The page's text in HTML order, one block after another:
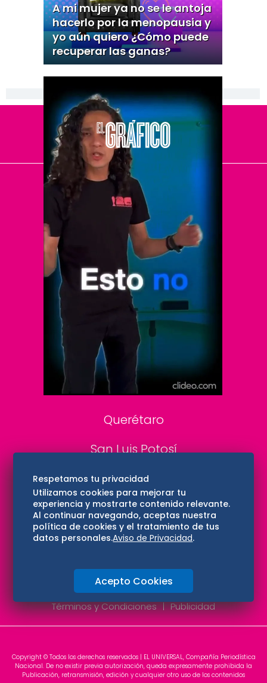
A mi mujer ya no se le antoja
hacerlo por la menopausia y
yo aún quiero ¿Cómo puede
recuperar las ganas?
[Publicidad]
El Universal
Vive USA
Clase
De 10 sports
DeDinero
Confabulario
Aviso Oportuno
Consultas
Querétaro
San Luis Potosí
Edomex
Consultas
Hidalgo
Oaxaca
Aviso de privacidad
Directorio
Términos y Condiciones
Publicidad
Copyright © Todos los derechos reservados | EL UNIVERSAL, Compañía Periodística
Nacional. De no existir previa autorización, queda expresamente prohibida la
Publicación, retransmisión, edición y cualquier otro uso de los contenidos
Respetamos tu privacidad
Utilizamos cookies para mejorar tu
experiencia y mostrarte contenido relevante.
Al continuar navegando, aceptas nuestra
política de cookies y el tratamiento de tus
datos personales.Aviso de Privacidad.
Acepto Cookies